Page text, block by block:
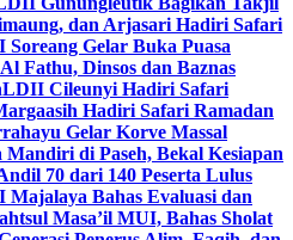
dan Arjasari Hadiri Safari
Gelar Buka Puasa
Fathu, Dinsos dan Baznas
LDII Cileunyi Hadiri Safari
Hadiri Safari Ramadan
Gelar Korve Massal
di Paseh, Bekal Kesiapan
70 dari 140 Peserta Lulus
Bahas Evaluasi dan
Masa’il MUI, Bahas Sholat